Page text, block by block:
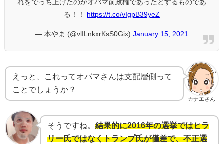
れをでっち上げたのがオバマ前政権であったとするものであ
る！！
https://t.co/vIgpB39yeZ
— 本やま (@vlILnkxrKsS0Gix) January 15, 2021
カナエさん
えっと、これってオバマさんは支配層側って
ことでしょうか？
そうですね。 結果的に2016年の選挙ではヒラ
リー氏ではなくトランプ氏が僅差で、不正選